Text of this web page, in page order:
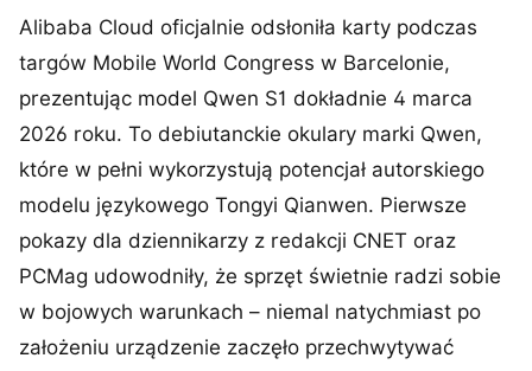
Alibaba Cloud oficjalnie odsłoniła karty podczas
targów Mobile World Congress w Barcelonie,
prezentując model Qwen S1 dokładnie 4 marca
2026 roku. To debiutanckie okulary marki Qwen,
które w pełni wykorzystują potencjał autorskiego
modelu językowego Tongyi Qianwen. Pierwsze
pokazy dla dziennikarzy z redakcji CNET oraz
PCMag udowodniły, że sprzęt świetnie radzi sobie
w bojowych warunkach – niemal natychmiast po
założeniu urządzenie zaczęło przechwytywać